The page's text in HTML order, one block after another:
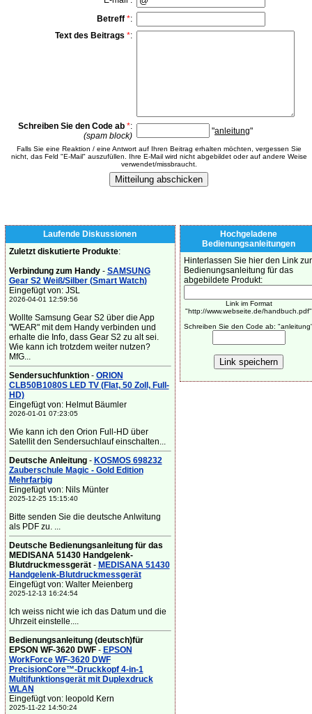
Betreff *:
Text des Beitrags *:
Schreiben Sie den Code ab *:
(spam block)
"anleitung"
Falls Sie eine Reaktion / eine Antwort auf Ihren Beitrag erhalten möchten, vergessen Sie
nicht, das Feld "E-Mail" auszufüllen. Ihre E-Mail wird nicht abgebildet oder auf andere Weise
verwendet/missbraucht.
Laufende Diskussionen
Zuletzt diskutierte Produkte:
Verbindung zum Handy- SAMSUNG
Gear S2 Weiß/Silber (Smart Watch)
Eingefügt von: JSL
2026-04-01 12:59:56
Wollte Samsung Gear S2 über die App
"WEAR" mit dem Handy verbinden und
erhalte die Info, dass Gear S2 zu alt sei.
Wie kann ich trotzdem weiter nutzen?
MfG...
Sendersuchfunktion- ORION
CLB50B1080S LED TV (Flat, 50 Zoll, Full-
HD)
Eingefügt von: Helmut Bäumler
2026-01-01 07:23:05
Wie kann ich den Orion Full-HD über
Satellit den Sendersuchlauf einschalten...
Deutsche Anleitung- KOSMOS 698232
Zauberschule Magic - Gold Edition
Mehrfarbig
Eingefügt von: Nils Münter
2025-12-25 15:15:40
Bitte senden Sie die deutsche Anlwitung
als PDF zu. ...
Deutsche Bedienungsanleitung für das
MEDISANA 51430 Handgelenk-
Blutdruckmessgerät- MEDISANA 51430
Handgelenk-Blutdruckmessgerät
Eingefügt von: Walter Meienberg
2025-12-13 16:24:54
Ich weiss nicht wie ich das Datum und die
Uhrzeit einstelle....
Bedienungsanleitung (deutsch)für
EPSON WF-3620 DWF- EPSON
WorkForce WF-3620 DWF
PrecisionCore™-Druckkopf 4-in-1
Multifunktionsgerät mit Duplexdruck
WLAN
Eingefügt von: leopold Kern
2025-11-22 14:50:24
Hochgeladene
Bedienungsanleitungen
Hinterlassen Sie hier den Link zur
Bedienungsanleitung für das
abgebildete Produkt:
Link im Format
"http://www.webseite.de/handbuch.pdf"
Schreiben Sie den Code ab: